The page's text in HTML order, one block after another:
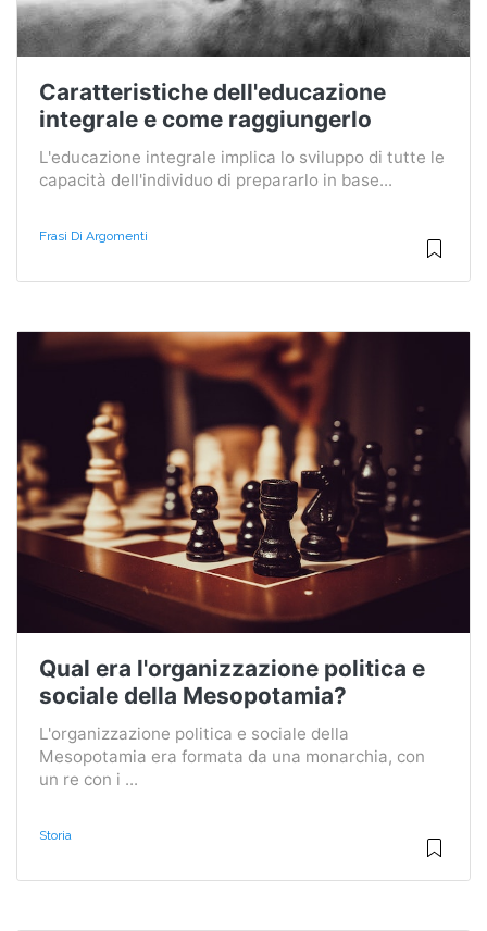
Caratteristiche dell'educazione
integrale e come raggiungerlo
L'educazione integrale implica lo sviluppo di tutte le
capacità dell'individuo di prepararlo in base...
Frasi Di Argomenti
Qual era l'organizzazione politica e
sociale della Mesopotamia?
L'organizzazione politica e sociale della
Mesopotamia era formata da una monarchia, con
un re con i ...
Storia